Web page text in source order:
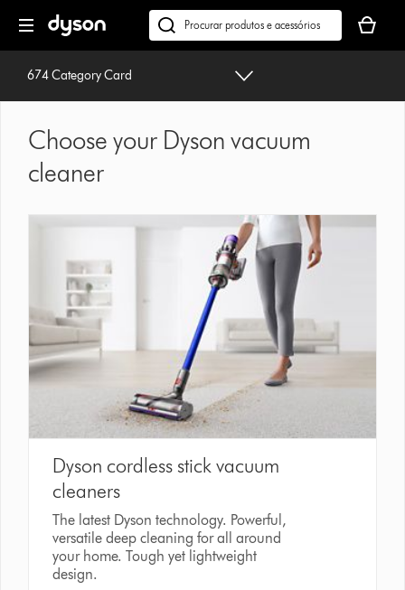
seguinte
Pesquisar
em
seu
cesto
674 Category Card
Choose your Dyson vacuum
cleaner
Dyson cordless stick vacuum
cleaners
The latest Dyson technology. Powerful,
versatile deep cleaning for all around
your home. Tough yet lightweight
design.